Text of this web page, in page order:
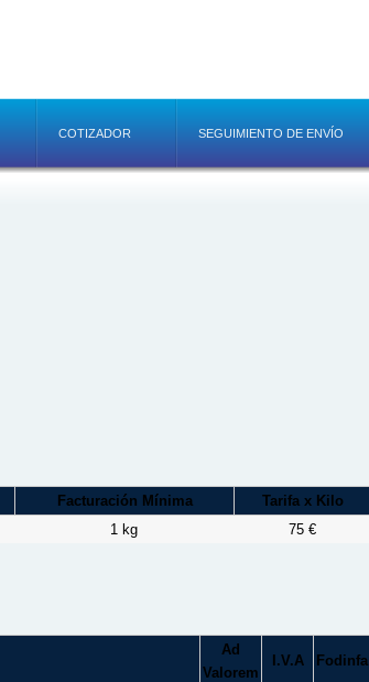
COTIZADOR SEGUIMIENTO DE ENVÍO
Facturación Mínima
Tarifa x Kilo
1 kg 75 €
Ad
Valorem
I.V.A Fodinfa